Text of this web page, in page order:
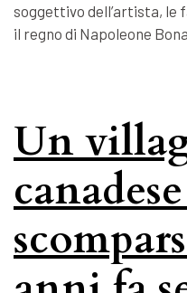
soggettivo dell’artista, le
il regno di Napoleone
Un